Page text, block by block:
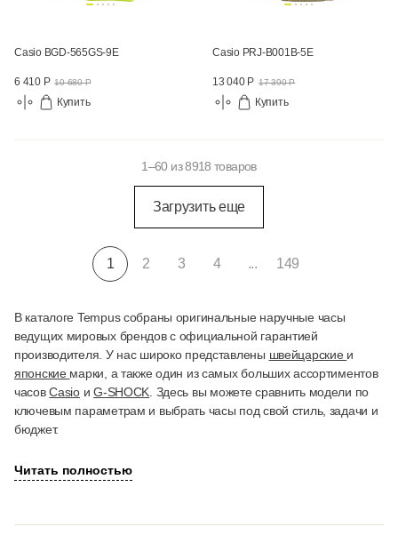
Casio BGD-565GS-9E
6 410 Р 10 680 Р
Купить
Casio PRJ-B001B-5E
13 040 Р 17 390 Р
Купить
1–60 из 8918 товаров
Загрузить еще
1 2 3 4 ... 149
В каталоге Tempus собраны оригинальные наручные часы
ведущих мировых брендов с официальной гарантией
производителя. У нас широко представлены швейцарские и
японские марки, а также один из самых больших ассортиментов
часовCasioиG-SHOCK . Здесь вы можете сравнить модели по
ключевым параметрам и выбрать часы под свой стиль, задачи и
бюджет.
Читать полностью